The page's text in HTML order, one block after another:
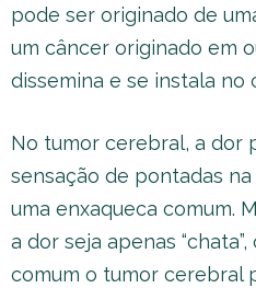
pode ser originado de
um câncer originado em
dissemina e se instala no
No tumor cerebral, a dor
sensação de pontadas
uma enxaqueca comum.
a dor seja apenas
comum o tumor cerebral